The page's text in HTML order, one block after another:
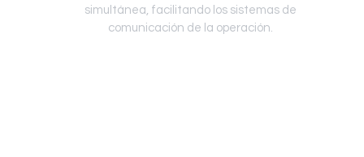
simultánea, facilitando los sistemas de
comunicación de la operación.